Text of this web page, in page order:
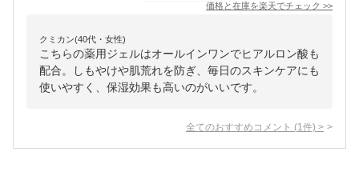
価格と在庫を楽天でチェック >>
クミカン(40代・女性)
こちらの薬用ジェルはオールインワンでヒアルロン酸も
配合。しもやけや肌荒れを防ぎ、毎日のスキンケアにも
使いやすく、保湿効果も高いのがいいです。
全てのおすすめコメント (1 件) >